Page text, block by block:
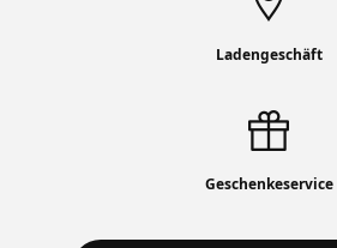
Ladengeschäft
Geschenkeservice